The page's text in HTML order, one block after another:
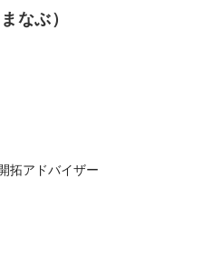
なぶ）
拓アドバイザー